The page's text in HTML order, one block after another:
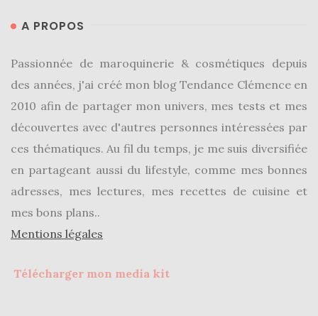
A PROPOS
Passionnée de maroquinerie & cosmétiques depuis
des années, j'ai créé mon blog Tendance Clémence en
2010 afin de partager mon univers, mes tests et mes
découvertes avec d'autres personnes intéressées par
ces thématiques. Au fil du temps, je me suis diversifiée
en partageant aussi du lifestyle, comme mes bonnes
adresses, mes lectures, mes recettes de cuisine et
mes bons plans..
Mentions légales
Télécharger mon media kit